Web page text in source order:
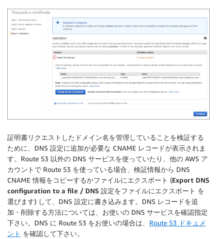
証明書リクエストしたドメイン名を管理していることを検証する
ために、DNS 設定に追加が必要な CNAME レコードが表示されま
す。Route 53 以外の DNS サービスを使っていたり、他の AWS ア
カウントで Route 53 を使っている場合、検証情報から DNS
CNAME 情報をコピーするかファイルにエクスポート (Export DNS
configuration to a file / DNS 設定をファイルにエクスポート を
選びます) して、DNS 設定に書き込みます。DNS レコードを追
加・削除する方法については、お使いの DNS サービスを確認指定
下さい。DNS に Route 53 をお使いの場合は、 Route 53 ドキュメ
ント を確認して下さい。